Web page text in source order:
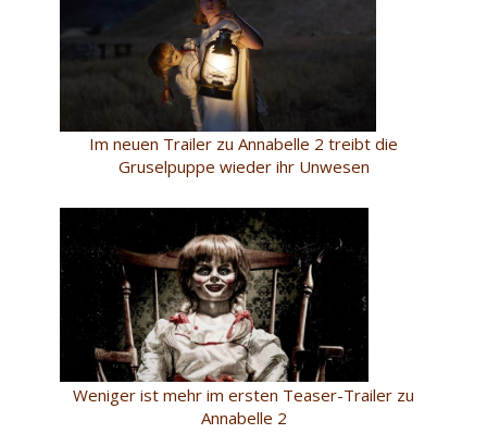
Im neuen Trailer zu Annabelle 2 treibt die
Gruselpuppe wieder ihr Unwesen
Weniger ist mehr im ersten Teaser-Trailer zu
Annabelle 2